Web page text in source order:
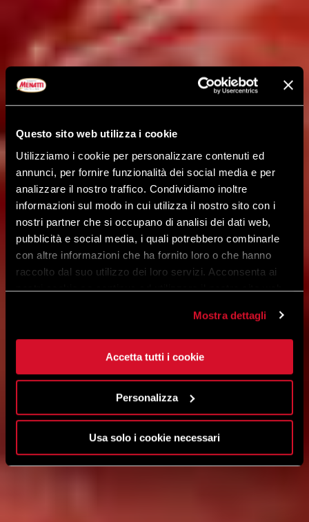
Questo sito web utilizza i cookie
Utilizziamo i cookie per personalizzare contenuti ed
annunci, per fornire funzionalità dei social media e per
analizzare il nostro traffico. Condividiamo inoltre
informazioni sul modo in cui utilizza il nostro sito con i
nostri partner che si occupano di analisi dei dati web,
pubblicità e social media, i quali potrebbero combinarle
con altre informazioni che ha fornito loro o che hanno
raccolto dal suo utilizzo dei loro servizi. Acconsenta ai
nostri cookie se continua ad utilizzare il nostro sito web.
Mostra dettagli
Accetta tutti i cookie
Personalizza
Usa solo i cookie necessari